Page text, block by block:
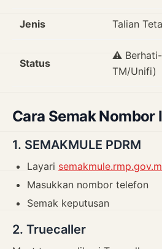
Jenis Talian
Status
⚠️ Berhati-
TM/Unifi)
Cara Semak Nombor
1. SEMAKMULE PDRM
Layari
Masukkan nombor telefon
Semak keputusan
2. Truecaller